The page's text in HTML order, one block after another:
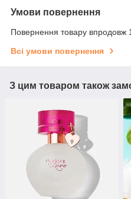
Умови повернення
Повернення товару впродовж
Всі умови повернення
З цим товаром також